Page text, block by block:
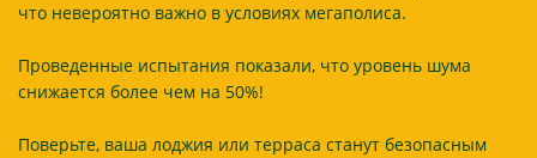
что невероятно важно в условиях мегаполиса.
Проведенные испытания показали, что уровень шума
снижается более чем на 50%!
Поверьте, ваша лоджия или терраса станут безопасным